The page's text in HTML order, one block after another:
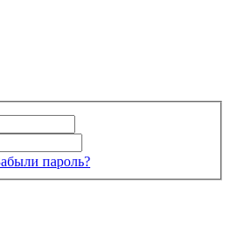
пароль?